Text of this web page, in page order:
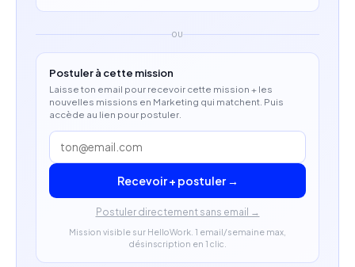
OU
Postuler à cette mission
Laisse ton email pour recevoir cette mission + les
nouvelles missions en Marketing qui matchent. Puis
accède au lien pour postuler.
Recevoir + postuler →
Postuler directement sans email →
Mission visible sur HelloWork. 1 email/semaine max,
désinscription en 1 clic.